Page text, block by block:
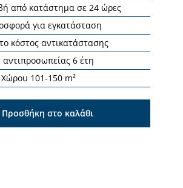
από κατάστημα σε 24 ώρες
για εγκατάσταση
το κόστος αντικατάστασης
6 έτη
101-150 m²
Προσθήκη στο καλάθι